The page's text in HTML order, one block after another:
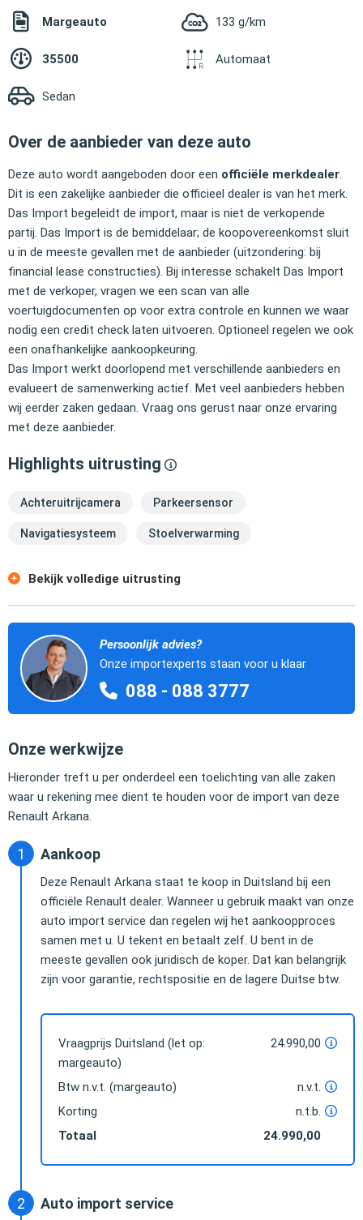
Margeauto 133 g/km
35500 Automaat
Sedan
Over de aanbieder van deze auto
Deze auto wordt aangeboden door een officiële merkdealer
Dit is een zakelijke aanbieder die officieel dealer is van het merk.
Das Import begeleidt de import, maar is niet de verkopende
partij. Das Import is de bemiddelaar; de koopovereenkomst sluit
u in de meeste gevallen met de aanbieder (uitzondering: bij
financial lease constructies). Bij interesse schakelt Das Import
met de verkoper, vragen we een scan van alle
voertuigdocumenten op voor extra controle en kunnen we waar
nodig een credit check laten uitvoeren. Optioneel regelen we ook
een onafhankelijke aankoopkeuring.
Das Import werkt doorlopend met verschillende aanbieders en
evalueert de samenwerking actief. Met veel aanbieders hebben
wij eerder zaken gedaan. Vraag ons gerust naar onze ervaring
met deze aanbieder.
Highlights uitrusting
Achteruitrijcamera Parkeersensor
Navigatiesysteem Stoelverwarming
Bekijk volledige uitrusting
Persoonlijk advies?
Onze importexperts staan voor u klaar
088 - 088 3777
Onze werkwijze
Hieronder treft u per onderdeel een toelichting van alle zaken
waar u rekening mee dient te houden voor de import van deze
Renault Arkana.
Aankoop
Deze Renault Arkana staat te koop in Duitsland bij een
officiële Renault dealer. Wanneer u gebruik maakt van onze
auto import service dan regelen wij het aankoopproces
samen met u. U tekent en betaalt zelf. U bent in de
meeste gevallen ook juridisch de koper. Dat kan belangrijk
zijn voor garantie, rechtspositie en de lagere Duitse btw.
Vraagprijs Duitsland (let op:
margeauto)
24.990,00
Btw n.v.t. (margeauto)
n.v.t.
Korting
n.t.b.
Totaal
24.990,00
Auto import service